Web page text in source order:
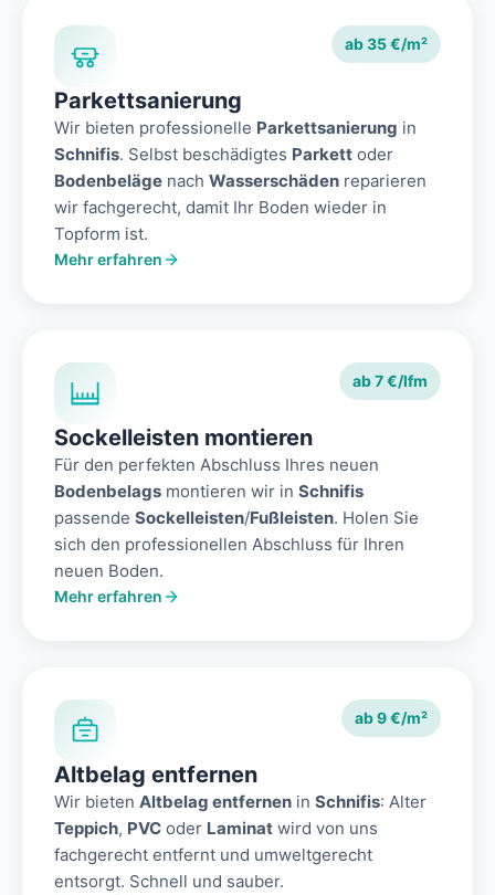
ab 35 €/m²
Parkettsanierung
Wir bieten professionelle Parkettsanierung in
Schnifis. Selbst beschädigtes Parkett oder
Bodenbeläge nach Wasserschäden reparieren
wir fachgerecht, damit Ihr Boden wieder in
Topform ist.
Mehr erfahren
ab 7 €/lfm
Sockelleisten montieren
Für den perfekten Abschluss Ihres neuen
Bodenbelags montieren wir in Schnifis
passende Sockelleisten/Fußleisten. Holen Sie
sich den professionellen Abschluss für Ihren
neuen Boden.
Mehr erfahren
ab 9 €/m²
Altbelag entfernen
Wir bieten Altbelag entfernen in Schnifis: Alter
Teppich, PVC oder Laminat wird von uns
fachgerecht entfernt und umweltgerecht
entsorgt. Schnell und sauber.